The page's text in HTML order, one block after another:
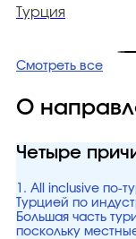
Турция
Смотреть все
О
Четыре
1. All inclusive по-
Турцией по
Большая часть
поскольку